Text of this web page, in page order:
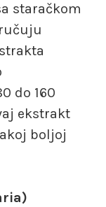
staračkom
do 160
ekstrakt
boljoj